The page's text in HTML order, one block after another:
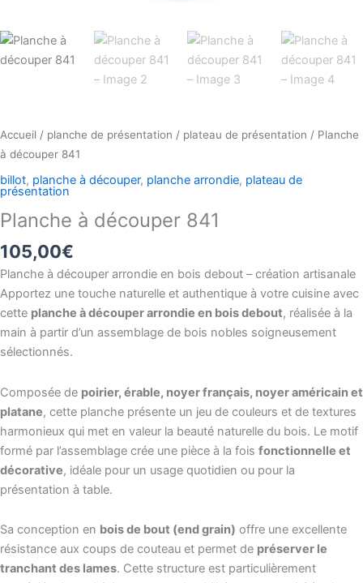
Accueil / planche de présentation / plateau de présentation / Planche
à découper 841
billot, planche à découper, planche arrondie, plateau de
présentation
Planche à découper 841
105,00€
Planche à découper arrondie en bois debout – création artisanale
Apportez une touche naturelle et authentique à votre cuisine avec
cette planche à découper arrondie en bois debout, réalisée à la
main à partir d’un assemblage de bois nobles soigneusement
sélectionnés.
Composée de poirier, érable, noyer français, noyer américain et
platane, cette planche présente un jeu de couleurs et de textures
harmonieux qui met en valeur la beauté naturelle du bois. Le motif
formé par l’assemblage crée une pièce à la fois fonctionnelle et
décorative, idéale pour un usage quotidien ou pour la
présentation à table.
Sa conception en bois de bout (end grain) offre une excellente
résistance aux coups de couteau et permet de préserver le
tranchant des lames. Cette structure est particulièrement